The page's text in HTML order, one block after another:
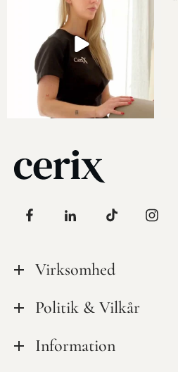
Virksomhed
Tilsynsrapporter
Mød personalet
Politik & Vilkår
Privatlivspolitik
Information